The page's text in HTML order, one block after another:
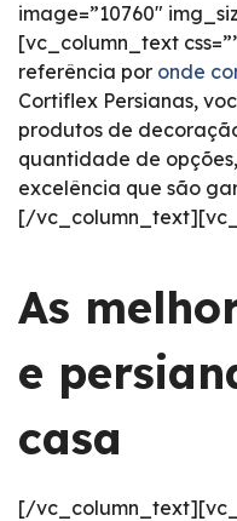
image=”10760″
[vc_column_text
referência por onde
Cortiflex Persianas,
produtos de
quantidade de
excelência que são
[/
As
e
casa
[/